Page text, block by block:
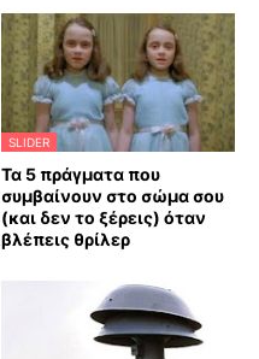
SLIDER
Τα 5 πράγματα που
συμβαίνουν στο σώμα σου
(και δεν το ξέρεις) όταν
βλέπεις θρίλερ